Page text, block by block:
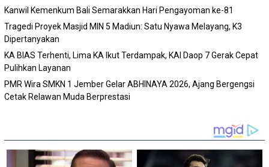
Kanwil Kemenkum Bali Semarakkan Hari Pengayoman ke-81
Tragedi Proyek Masjid MIN 5 Madiun: Satu Nyawa Melayang, K3
Dipertanyakan
KA BIAS Terhenti, Lima KA Ikut Terdampak, KAI Daop 7 Gerak Cepat
Pulihkan Layanan
PMR Wira SMKN 1 Jember Gelar ABHINAYA 2026, Ajang Bergengsi
Cetak Relawan Muda Berprestasi